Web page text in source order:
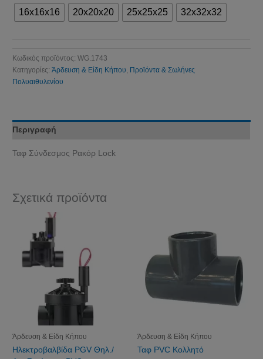
16x16x16 20x20x20 25x25x25 32x32x32
Κωδικός προϊόντος:WG.1743
Κατηγορίες:Άρδευση & Είδη Κήπου, Προϊόντα & Σωλήνες
Πολυαιθυλενίου
Περιγραφή
Ταφ Σύνδεσμος Ρακόρ Lock
Σχετικά προϊόντα
Άρδευση & Είδη Κήπου
Ηλεκτροβαλβίδα PGV Θηλ./
Άρδευση & Είδη Κήπου
Ταφ PVC Κολλητό